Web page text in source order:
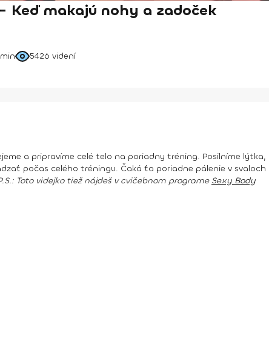
- Keď makajú nohy a zadoček
5426 videní
a pripravíme celé telo na poriadny tréning. Posilníme
počas celého tréningu. Čaká ťa poriadne pálenie v
Toto videjko tiež nájdeš v cvičebnom programe Sexy Body